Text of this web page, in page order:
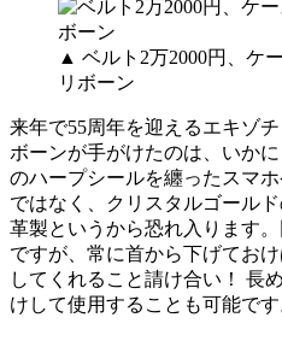
▲ ベルト2万2000円、ケ
リボーン
来年で55周年を迎えるエキゾ
ボーンが手がけたのは、いか
のハープシールを纏ったスマ
ではなく、クリスタルゴール
革製というから恐れ入ります
ですが、常に首から下げてお
してくれること請け合い！ 長
けして使用することも可能です